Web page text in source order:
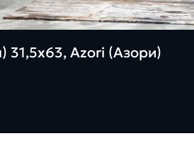
31,5х63, Azori (Азори)